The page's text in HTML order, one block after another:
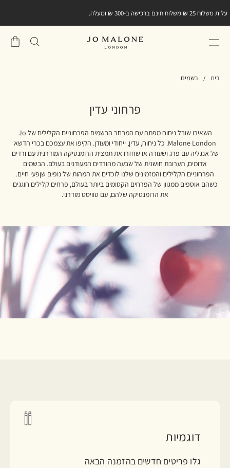
עלות משלוח 25 ₪ משלוח חינם ברכישה ב-300 ₪ ומעלה.
שֶׁלִי
בית בשמים
פרחוני עדין
השאירו שובל ניחוח מפתה עם המבחר הבשמים הפרחוניים הקלילים של Jo
Malone London. כל ניחוח, עדין, ייחודי ומעודן. הקיפו את עצמכם בכרי הדשא
של אנגליה עם פרג ושעורה או שחזרו את תמצית הרומנטיקה המודרנית עם ורדים
אדומים, תערובת חושנית של שבעה מהורדים המעודנים בעולם. הבשמים
הפרחוניים הקלילים והמזמינים שלנו לוכדים את המהות של נופים שןפעי חיים.
כשהם אוספים ממגוון של הפרחים הקסומים ביותר בעולם, פרחים קלילים חוגגים
את הרומנטיקה שלהם, עם טוויסט מודרני.
דוגמיות
גלו פריטים חדשים בהזמנה הבאה